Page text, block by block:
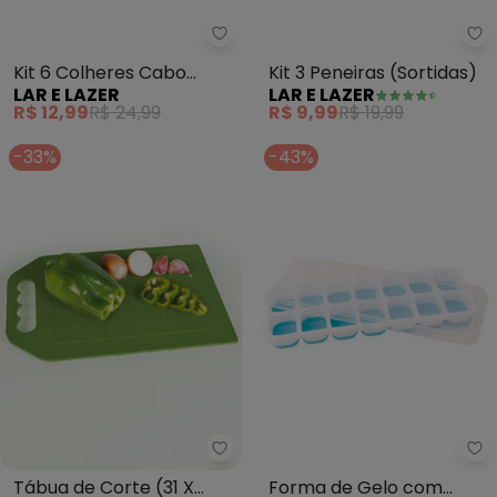
Lar e Lazer - Kit 6 Colheres
Kit 6 Colheres Cabo
Longo (Sortido)
LAR E LAZER
R$ 12,99R$ 24,99
Kit 3 Peneiras (Sortidas)
LAR E LAZER
R$ 9,99R$ 19,99
-33%
Lar e Lazer - Tábua de Corte
Tábua de Corte (31 X
-43%
Forma de Gelo com